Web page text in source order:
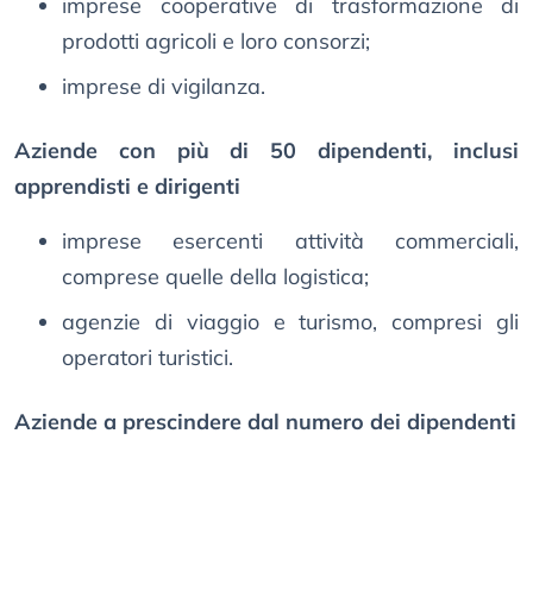
imprese cooperative di trasformazione di
prodotti agricoli e loro consorzi;
imprese di vigilanza.
Aziende con più di 50 dipendenti, inclusi
apprendisti e dirigenti
imprese esercenti attività commerciali,
comprese quelle della logistica;
agenzie di viaggio e turismo, compresi gli
operatori turistici.
Aziende a prescindere dal numero dei dipendenti